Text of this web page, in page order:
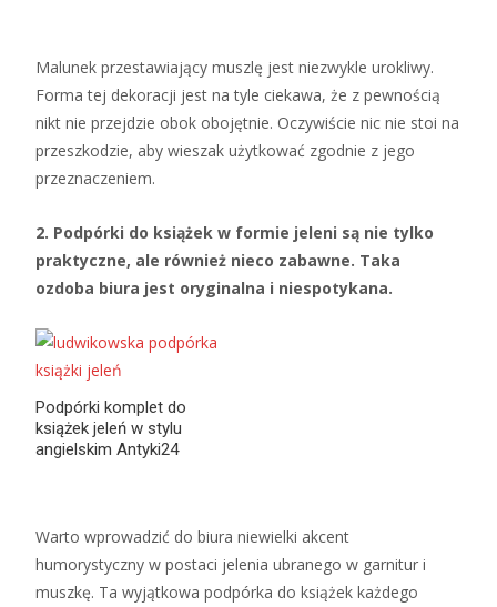
Malunek przestawiający muszlę jest niezwykle urokliwy.
Forma tej dekoracji jest na tyle ciekawa, że z pewnością
nikt nie przejdzie obok obojętnie. Oczywiście nic nie stoi na
przeszkodzie, aby wieszak użytkować zgodnie z jego
przeznaczeniem.
2. Podpórki do książek w formie jeleni są nie tylko
praktyczne, ale również nieco zabawne. Taka
ozdoba biura jest oryginalna i niespotykana.
Podpórki komplet do
książek jeleń w stylu
angielskim Antyki24
Warto wprowadzić do biura niewielki akcent
humorystyczny w postaci jelenia ubranego w garnitur i
muszkę. Ta wyjątkowa podpórka do książek każdego